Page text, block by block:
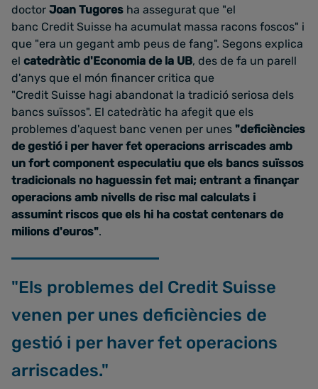
doctor Joan Tugores ha assegurat que "el
banc Credit Suisse ha acumulat massa racons foscos" i
que "era un gegant amb peus de fang". Segons explica
el catedràtic d'Economia de la UB, des de fa un parell
d'anys que el món financer critica que
"Credit Suisse hagi abandonat la tradició seriosa dels
bancs suïssos". El catedràtic ha afegit que els
problemes d'aquest banc venen per unes "deficiències
de gestió i per haver fet operacions arriscades amb
un fort component especulatiu que els bancs suïssos
tradicionals no haguessin fet mai; entrant a finançar
operacions amb nivells de risc mal calculats i
assumint riscos que els hi ha costat centenars de
milions d'euros".
"Els problemes del Credit Suisse
venen per unes deficiències de
gestió i per haver fet operacions
arriscades."